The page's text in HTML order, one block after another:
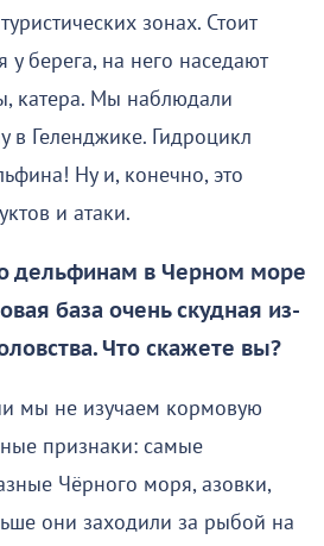
зонах. Стоит
у берега, на него наседают
катера. Мы наблюдали
в Геленджике. Гидроцикл
Ну и, конечно, это
и атаки.
дельфинам в Черном море
база очень скудная из-
Что скажете вы?
мы не изучаем кормовую
признаки: самые
Чёрного моря, азовки,
они заходили за рыбой на